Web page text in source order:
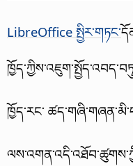
LibreOffice སྤྱིར་གཏང་
ཁྱོད་རང་